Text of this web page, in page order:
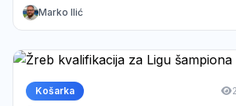
Marko Ilić
Košarka 2